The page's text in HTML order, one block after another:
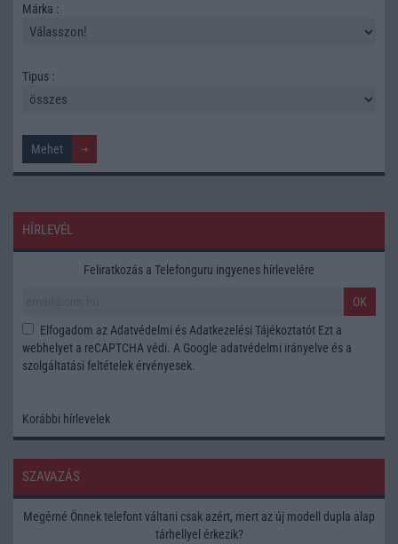
Márka :
Tipus :
HÍRLEVÉL
Feliratkozás a Telefonguru ingyenes hírlevelére
OK
Elfogadom azAdatvédelmi és Adatkezelési Tájékoztatót Ezt a
webhelyet a reCAPTCHA védi. A Google adatvédelmi irányelve és a
szolgáltatási feltételek érvényesek.
Korábbi hírlevelek
SZAVAZÁS
Megérné Önnek telefont váltani csak azért, mert az új modell dupla alap
tárhellyel érkezik?